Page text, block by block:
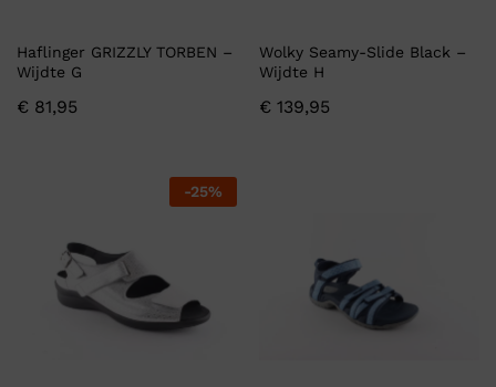
Haflinger GRIZZLY TORBEN –
Wijdte G
€ 81,95
Wolky Seamy-Slide Black –
Wijdte H
€ 139,95
-25%